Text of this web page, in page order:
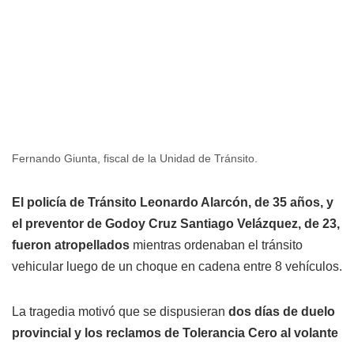
Fernando Giunta, fiscal de la Unidad de Tránsito.
El policía de Tránsito Leonardo Alarcón, de 35 años, y
el preventor de Godoy Cruz Santiago Velázquez, de 23,
fueron atropellados mientras ordenaban el tránsito
vehicular luego de un choque en cadena entre 8 vehículos.
La tragedia motivó que se dispusieran dos días de duelo
provincial y los reclamos de Tolerancia Cero al volante